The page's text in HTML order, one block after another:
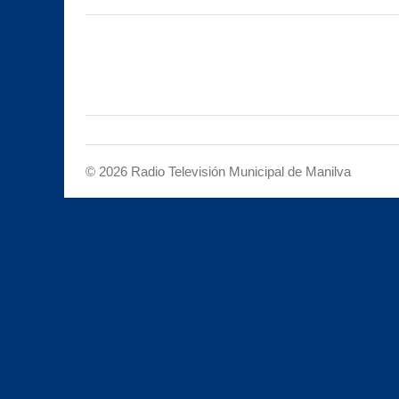
entradas
© 2026 Radio Televisión Municipal de Manilva